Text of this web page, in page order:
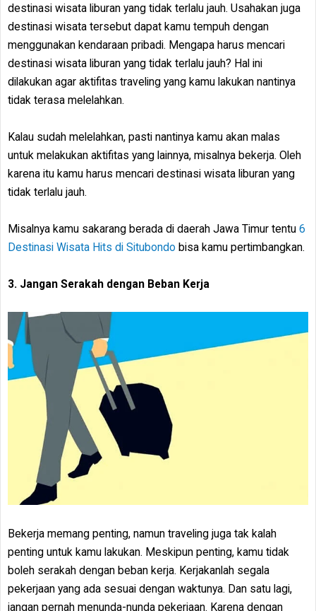
destinasi wisata liburan yang tidak terlalu jauh. Usahakan juga
destinasi wisata tersebut dapat kamu tempuh dengan
menggunakan kendaraan pribadi. Mengapa harus mencari
destinasi wisata liburan yang tidak terlalu jauh? Hal ini
dilakukan agar aktifitas traveling yang kamu lakukan nantinya
tidak terasa melelahkan.
Kalau sudah melelahkan, pasti nantinya kamu akan malas
untuk melakukan aktifitas yang lainnya, misalnya bekerja. Oleh
karena itu kamu harus mencari destinasi wisata liburan yang
tidak terlalu jauh.
Misalnya kamu sakarang berada di daerah Jawa Timur tentu 6
Destinasi Wisata Hits di Situbondo bisa kamu pertimbangkan.
3. Jangan Serakah dengan Beban Kerja
Bekerja memang penting, namun traveling juga tak kalah
penting untuk kamu lakukan. Meskipun penting, kamu tidak
boleh serakah dengan beban kerja. Kerjakanlah segala
pekerjaan yang ada sesuai dengan waktunya. Dan satu lagi,
jangan pernah menunda-nunda pekerjaan. Karena dengan